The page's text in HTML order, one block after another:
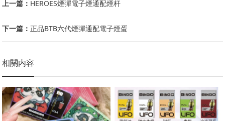
上一篇： HEROES煙彈電子煙通配煙杆
下一篇：正品BTB六代煙彈通配電子煙蛋
相關内容